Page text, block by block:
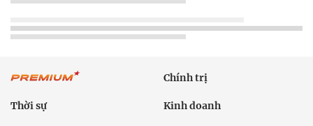
Chính trị
Thời sự Kinh doanh